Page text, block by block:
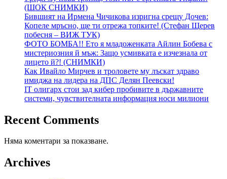
(ШОК СНИМКИ)
Бившият на Ирмена Чичикова изригна срещу Дочев:
Копеле мръсно, ще ти отрежа топките! (Стефан Щерев
побесня – ВИЖ ТУК)
ФОТО БОМБА!! Ето я младоженката Айлин Бобева с
мистериозния й мъж: Защо усмивката е изчезнала от
лицето й?! (СНИМКИ)
Как Ивайло Мирчев и троловете му лъскат здраво
имиджа на лидера на ДПС Делян Пеевски!
IT олигарх стои зад кибер пробивите в държавните
системи, чувствителната информация носи милиони
Recent Comments
Няма коментари за показване.
Archives